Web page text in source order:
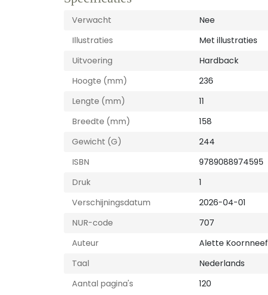
Verwacht
Nee
Illustraties
Met illustraties
Uitvoering
Hardback
Hoogte (mm)
236
Lengte (mm)
11
Breedte (mm)
158
Gewicht (G)
244
ISBN
9789088974595
Druk
1
Verschijningsdatum
2026-04-01
NUR-code
707
Auteur
Alette Koornneef
Taal
Nederlands
Aantal pagina's
120